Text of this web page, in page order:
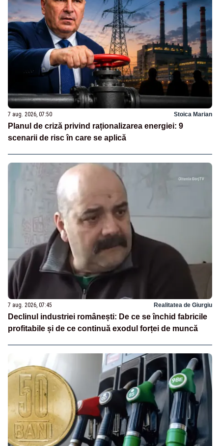
7 aug. 2026, 07:50 Stoica Marian
Planul de criză privind raționalizarea energiei: 9
scenarii de risc în care se aplică
7 aug. 2026, 07:45 Realitatea de Giurgiu
Declinul industriei românești: De ce se închid fabricile
profitabile și de ce continuă exodul forței de muncă